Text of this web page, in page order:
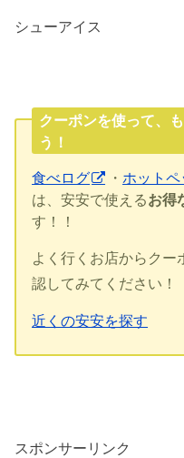
シューアイス
クーポンを使って、
う！
食べログ ・ ホットペ
は、安安で使えるお得
す！！
よく行くお店からクー
認してみてください！
近くの安安を探す
スポンサーリンク